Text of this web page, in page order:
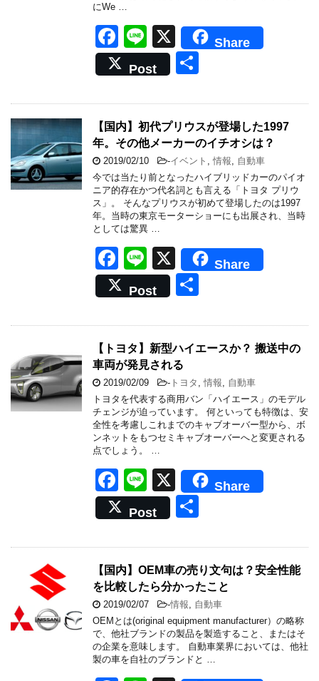
にWe …
F
a
c
e
b
o
o
k
Li
n
e
X
Share
Post
【国内】初代プリウスが登場した1997
年。その他メーカーのイチオシは？
2019/02/10 -イベント 情報
自動車
今では当たり前となったハイブリッドカーのパイオ
ニア的存在かつ代名詞とも言える「トヨタ プリウ
ス」。 そんなプリウスが初めて登場したのは1997
年。当時の東京モーターショーにも出展され、当時
としては驚異 …
F
a
c
e
b
o
o
k
Li
n
e
X
Share
Post
【トヨタ】新型ハイエースか？ 搬送中の
車両が発見される
2019/02/09 - トヨタ 情報
自動車
トヨタを代表する商用バン「ハイエース」のモデル
チェンジが迫っています。 何といっても特徴は、安
全性を考慮しこれまでのキャブオーバー型から、ボ
ンネットをもつセミキャブオーバーへと変更される
点でしょう。 …
F
a
c
e
b
o
o
k
Li
n
e
X
Share
Post
【国内】OEM車の売り文句は？安全性能
を比較したら分かったこと
2019/02/07 -情報
自動車
OEMとは(original equipment manufacturer）の略称
で、他社ブランドの製品を製造すること、またはそ
の企業を意味します。 自動車業界においては、他社
製の車を自社のブランドと …